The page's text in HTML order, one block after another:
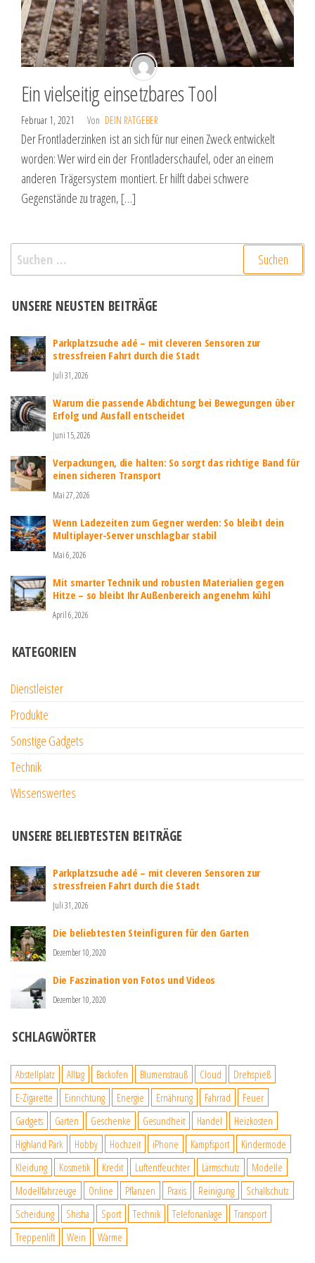
Ein vielseitig einsetzbares Tool
Februar 1, 2021 Von DEIN RATGEBER
Der Frontladerzinken ist an sich für nur einen Zweck entwickelt
worden: Wer wird ein der Frontladerschaufel, oder an einem
anderen Trägersystem montiert. Er hilft dabei schwere
Gegenstände zu tragen, […]
Suchen
nach:
UNSERE NEUSTEN BEITRÄGE
Parkplatzsuche adé – mit cleveren Sensoren zur
stressfreien Fahrt durch die Stadt
Juli 31, 2026
Warum die passende Abdichtung bei Bewegungen über
Erfolg und Ausfall entscheidet
Juni 15, 2026
Verpackungen, die halten: So sorgt das richtige Band für
einen sicheren Transport
Mai 27, 2026
Wenn Ladezeiten zum Gegner werden: So bleibt dein
Multiplayer-Server unschlagbar stabil
Mai 6, 2026
Mit smarter Technik und robusten Materialien gegen
Hitze – so bleibt Ihr Außenbereich angenehm kühl
April 6, 2026
KATEGORIEN
Dienstleister
Produkte
Sonstige Gadgets
Technik
Wissenswertes
UNSERE BELIEBTESTEN BEITRÄGE
Parkplatzsuche adé – mit cleveren Sensoren zur
stressfreien Fahrt durch die Stadt
Juli 31, 2026
Die beliebtesten Steinfiguren für den Garten
Dezember 10, 2020
Die Faszination von Fotos und Videos
Dezember 10, 2020
SCHLAGWÖRTER
Abstellplatz Alltag Backofen Blumenstrauß Cloud
Drehspieß
E-Zigarette
Einrichtung Energie Ernährung Fahrrad
Feuer
Gadgets
Garten Geschenke Gesundheit Handel
Heizkosten
Highland Park
Hobby Hochzeit iPhone Kampfsport
Kindermode
Kleidung
Kosmetik Kredit Luftentfeuchter Lärmschutz
Modelle
Modellfahrzeuge
Online Pflanzen Praxis Reinigung
Schallschutz
Scheidung
Shisha Sport Technik Telefonanlage
Transport
Treppenlift
Wein Wärme